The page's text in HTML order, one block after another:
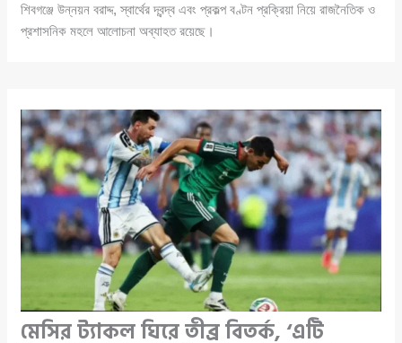
শিবগঞ্জে উন্নয়ন বরাদ্দ, স্বার্থের দ্বন্দ্ব এবং প্রকল্প বণ্টন প্রক্রিয়া নিয়ে রাজনৈতিক ও
প্রশাসনিক মহলে আলোচনা অব্যাহত রয়েছে।
মেসির ট্যাকল ঘিরে তীব্র বিতর্ক, ‘এটি